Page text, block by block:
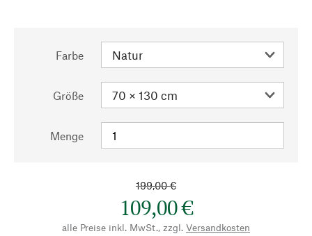
Farbe
Größe
Menge
199,00 €
109,00 €
alle Preise inkl. MwSt., zzgl. Versandkosten